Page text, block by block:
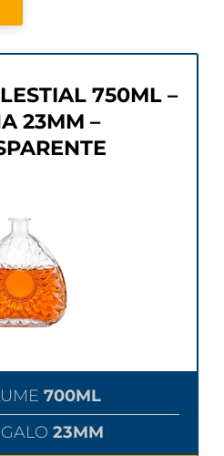
750ML –
23MM –
700ML
23MM